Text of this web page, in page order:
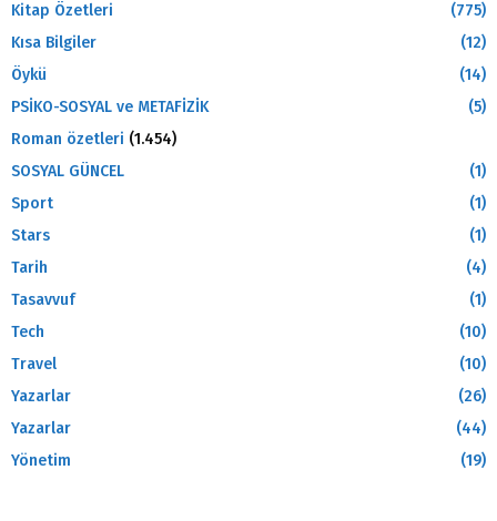
Kitap Özetleri
(775)
Kısa Bilgiler
(12)
Öykü
(14)
PSİKO-SOSYAL ve METAFİZİK
(5)
Roman özetleri (1.454)
SOSYAL GÜNCEL
(1)
Sport
(1)
Stars
(1)
Tarih
(4)
Tasavvuf
(1)
Tech
(10)
Travel
(10)
Yazarlar
(26)
Yazarlar
(44)
Yönetim
(19)